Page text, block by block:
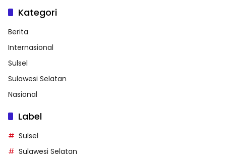
Kategori
Berita
Internasional
Sulsel
Sulawesi Selatan
Nasional
Label
Sulsel
Sulawesi Selatan